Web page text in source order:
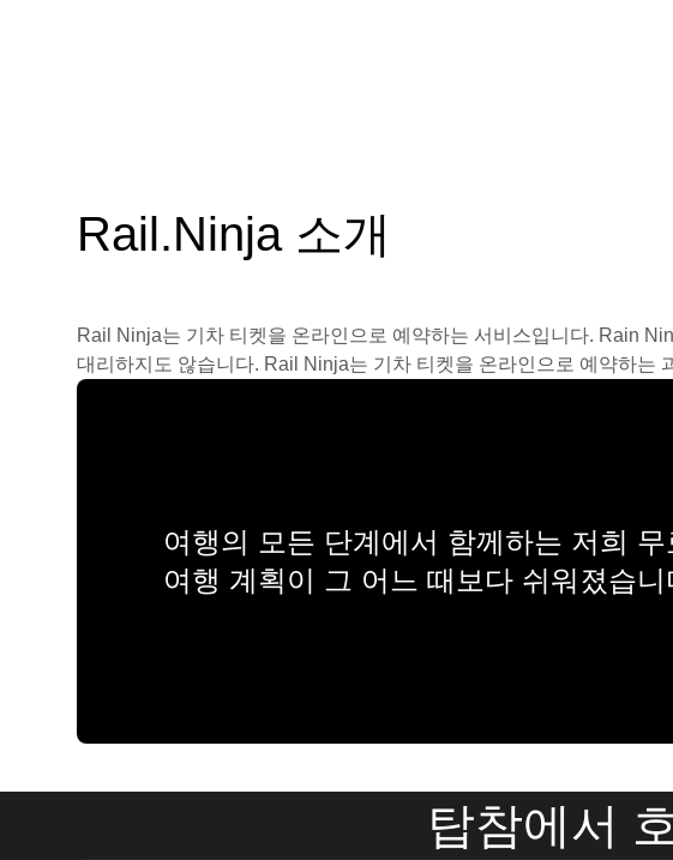
Rail.Ninja 소개
Rail Ninja는 기차 티켓을 온라인으로 예약하는 서비스입니다. Rain
대리하지도 않습니다. Rail Ninja는 기차 티켓을 온라인으로 예약하는
여행의 모든 단계에서 함께하는 저희
여행 계획이 그 어느 때보다 쉬워졌습니
탑참에서